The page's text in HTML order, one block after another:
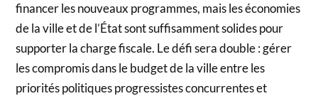
financer les nouveaux programmes, mais les économies
de la ville et de l’État sont suffisamment solides pour
supporter la charge fiscale. Le défi sera double : gérer
les compromis dans le budget de la ville entre les
priorités politiques progressistes concurrentes et